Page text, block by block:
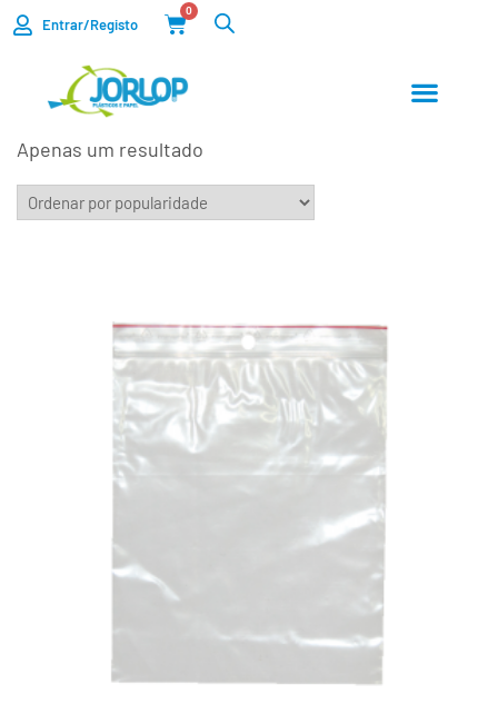
Entrar/Registo
0
Apenas um resultado